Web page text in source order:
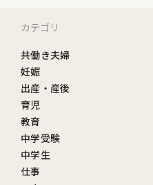
カテゴリ
共働き夫婦
妊娠
出産・産後
育児
教育
中学受験
中学生
仕事